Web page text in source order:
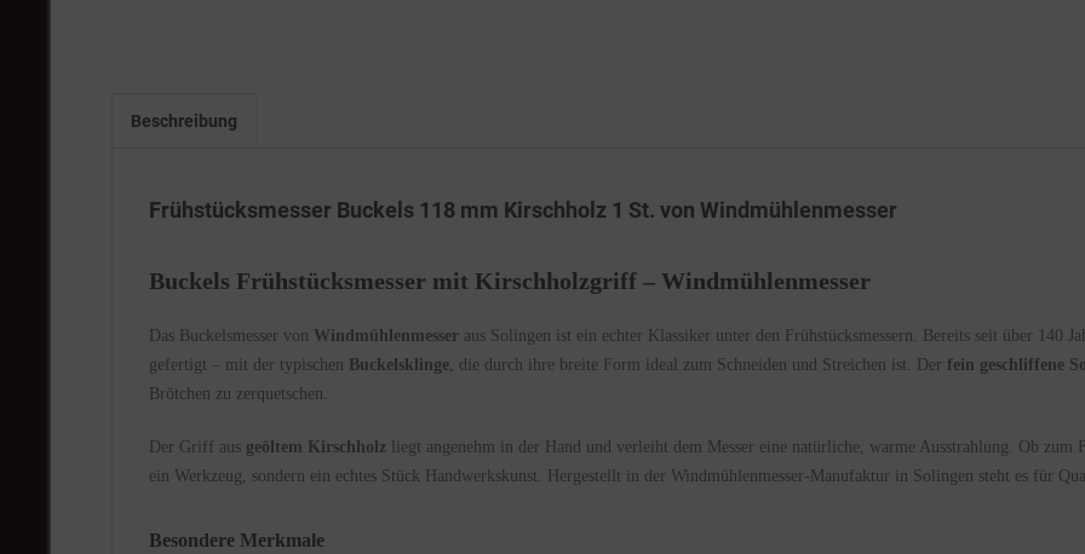
Beschreibung
Frühstücksmesser Buckels 118 mm Kirschholz 1 St. von Windmühlenmesser
Buckels Frühstücksmesser mit Kirschholzgriff – Windmühlenmesser
Das Buckelsmesser von Windmühlenmesser aus Solingen ist ein echter Klassiker unter den Frühstücksmessern. Bereits seit über 140
gefertigt – mit der typischen Buckelsklinge, die durch ihre breite Form ideal zum Schneiden und Streichen ist. Der fein geschliffene
Brötchen zu zerquetschen.
Der Griff aus geöltem Kirschholz liegt angenehm in der Hand und verleiht dem Messer eine natürliche, warme Ausstrahlung. Ob
ein Werkzeug, sondern ein echtes Stück Handwerkskunst. Hergestellt in der Windmühlenmesser-Manufaktur in Solingen steht es für
Besondere Merkmale